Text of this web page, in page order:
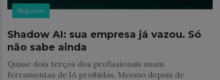
Negócios
Shadow AI: sua empresa já vazou. Só
não sabe ainda
Quase dois terços dos profissionais usam
ferramentas de IA proibidas. Mesmo depois de